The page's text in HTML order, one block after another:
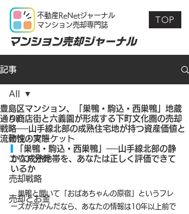
不動産ReNetジャーナル
マンション売却専門誌
マンション売却ジャーナル
TOP
記事
All
市況・マーケット
エリア分析
売却戦略
売却とお金
All
豊島区マンション、「巣鴨・駒込・西巣鴨」地蔵
通り商店街と六義園が形成する下町文化圏の売却
戦略──山手線北部の成熟住宅地が持つ資産価値と
流動性の実態
「巣鴨・駒込・西巣鴨」──山手線北部の静
かな成熟地帯を、あなたは正しく評価できて
いるか
巣鴨と聞いて「おばあちゃんの原宿」というフレ
ーズが浮かんだなら、あなたの情報は10年以上前で